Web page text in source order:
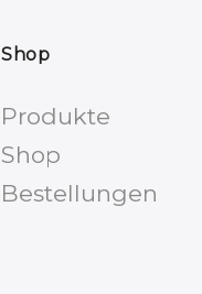
Shop
Produkte
Shop
Bestellungen